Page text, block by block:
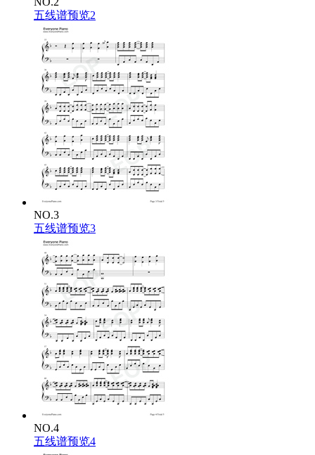
五线谱预览2
NO.3
五线谱预览3
NO.4
五线谱预览4